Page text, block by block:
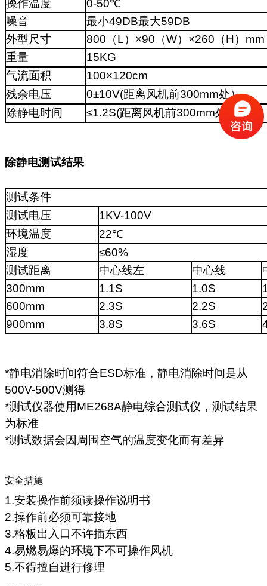
操作温度
0-50℃
噪音
最小49DB最大59DB
外型尺寸
800（L）×90（W）×260（H）mm
重量
15KG
气流面积
100×120cm
残余电压
0±10V(距离风机前300mm处）
除静电时间
≤1.2S(距离风机前300mm处）
除静电测试结果
测试条件
测试电压
1KV-100V
环境温度
22℃
湿度
≤60%
测试距离
中心线左 中心线
300mm
1.1S 1.0S
600mm
2.3S 2.2S
900mm
3.8S 3.6S
*静电消除时间符合ESD标准，静电消除时间是从
500V-500V测得
*测试仪器使用ME268A静电综合测试仪，测试结果
为标准
*测试数据会因周围空气的温度变化而有差异
安全措施
1.安装操作前须读操作说明书
2.操作前必须可靠接地
3.格板出入口不许插东西
4.易燃易爆的环境下不可操作风机
5.不得擅自进行修理